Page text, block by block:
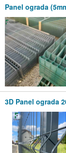
Panel ograda
3D Panel ograda